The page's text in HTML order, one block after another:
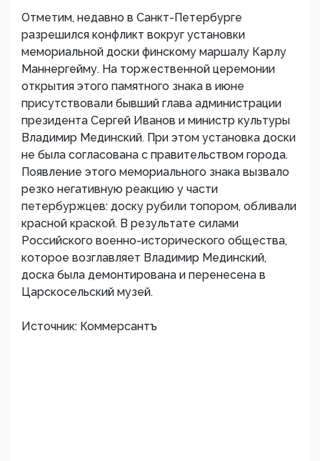
Отметим, недавно в Санкт-Петербурге
разрешился конфликт вокруг установки
мемориальной доски финскому маршалу Карлу
Маннергейму. На торжественной церемонии
открытия этого памятного знака в июне
присутствовали бывший глава администрации
президента Сергей Иванов и министр культуры
Владимир Мединский. При этом установка доски
не была согласована с правительством города.
Появление этого мемориального знака вызвало
резко негативную реакцию у части
петербуржцев: доску рубили топором, обливали
красной краской. В результате силами
Российского военно-исторического общества,
которое возглавляет Владимир Мединский,
доска была демонтирована и перенесена в
Царскосельский музей.
Источник: Коммерсантъ